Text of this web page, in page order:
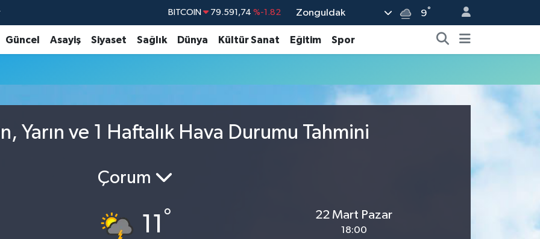
BITCOIN 79.591,74 %-1.82
DOLAR 45,43620 %0.02
EURO 53,38690 %0.19
Zonguldak 9°
Güncel Asayiş Siyaset Sağlık Dünya Kültür Sanat Eğitim Spor
Yarın ve 1 Haftalık Hava Durumu Tahmini
Çorum
11 ° 22 Mart Pazar
18:00